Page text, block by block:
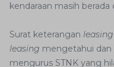
kendaraan masih
Surat keterangan leasing
leasing mengetahui
mengurus STNK yang